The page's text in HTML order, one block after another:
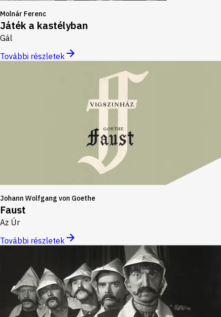
Molnár Ferenc
Játék a kastélyban
Gál
További részletek
Johann Wolfgang von Goethe
Faust
Az Úr
További részletek